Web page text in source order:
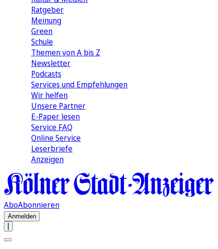
Ratgeber
Meinung
Green
Schule
Themen von A bis Z
Newsletter
Podcasts
Services und Empfehlungen
Wir helfen
Unsere Partner
E-Paper lesen
Service FAQ
Online Service
Leserbriefe
Anzeigen
AboAbonnieren
Anmelden